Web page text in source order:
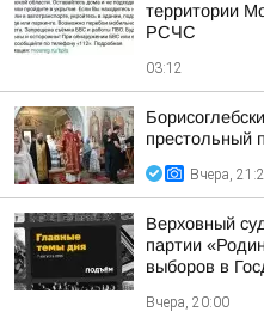
территории
РСЧС
03:12
престольный
Вчера,
Верховный
партии
выборов в
Вчера, 20:00